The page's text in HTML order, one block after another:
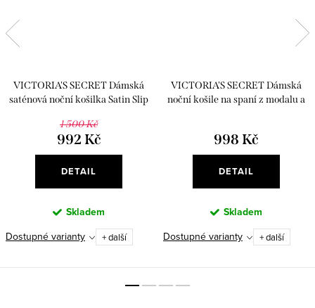
VICTORIA'S SECRET Dámská
saténová noční košilka Satin Slip
1 500 Kč
992 Kč
DETAIL
Skladem
Dostupné varianty + další
VICTORIA'S SECRET Dámská
noční košile na spaní z modalu a
998 Kč
DETAIL
Skladem
Dostupné varianty + další